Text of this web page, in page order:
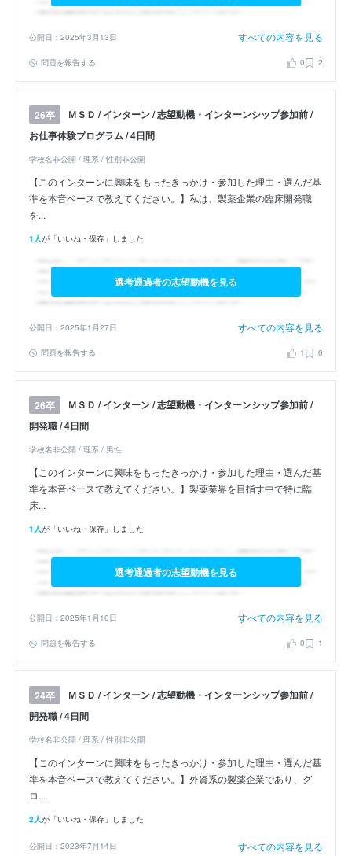
公開日：2025年3月13日 すべての内容を見る
問題を報告する 0 2
26卒
ＭＳＤ / インターン / 志望動機・インターンシップ参加前 /
お仕事体験プログラム / 4日間
学校名非公開 / 理系 / 性別非公開
【このインターンに興味をもったきっかけ・参加した理由・選んだ基
準を本音ベースで教えてください。】私は、製薬企業の臨床開発職
を...
1人が「いいね・保存」しました
選考通過者の志望動機を見る
公開日：2025年1月27日 すべての内容を見る
問題を報告する 1 0
26卒
ＭＳＤ / インターン / 志望動機・インターンシップ参加前 /
開発職 / 4日間
学校名非公開 / 理系 / 男性
【このインターンに興味をもったきっかけ・参加した理由・選んだ基
準を本音ベースで教えてください。】製薬業界を目指す中で特に臨
床...
1人が「いいね・保存」しました
選考通過者の志望動機を見る
公開日：2025年1月10日 すべての内容を見る
問題を報告する 0 1
24卒
ＭＳＤ / インターン / 志望動機・インターンシップ参加前 /
開発職 / 4日間
学校名非公開 / 理系 / 性別非公開
【このインターンに興味をもったきっかけ・参加した理由・選んだ基
準を本音ベースで教えてください。】外資系の製薬企業であり、グ
ロ...
2人が「いいね・保存」しました
公開日：2023年7月14日 すべての内容を見る